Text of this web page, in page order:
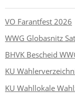
VO Farantfest 2026
WWG Globasnitz
BHVK Bescheid
KU
KU Wahllokale